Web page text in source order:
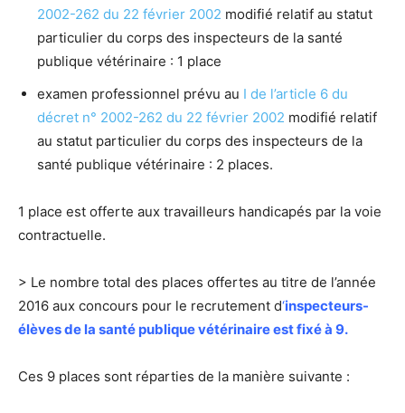
2002-262 du 22 février 2002 modifié relatif au statut
particulier du corps des inspecteurs de la santé
publique vétérinaire : 1 place
examen professionnel prévu au I de l’article 6 du
décret n° 2002-262 du 22 février 2002 modifié relatif
au statut particulier du corps des inspecteurs de la
santé publique vétérinaire : 2 places.
1 place est offerte aux travailleurs handicapés par la voie
contractuelle.
> Le nombre total des places offertes au titre de l’année
2016 aux concours pour le recrutement d‘inspecteurs-
élèves de la santé publique vétérinaire est fixé à 9.
Ces 9 places sont réparties de la manière suivante :